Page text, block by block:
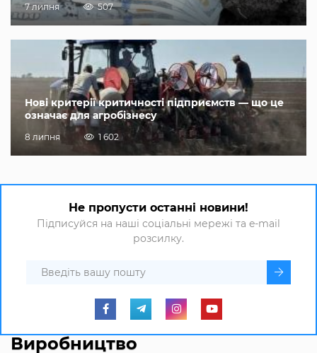
7 липня 507
Нові критерії критичності підприємств — що це
означає для агробізнесу
8 липня 1 602
Не пропусти останні новини!
Підписуйся на наші соціальні мережі та e-mail
розсилку.
Виробництво